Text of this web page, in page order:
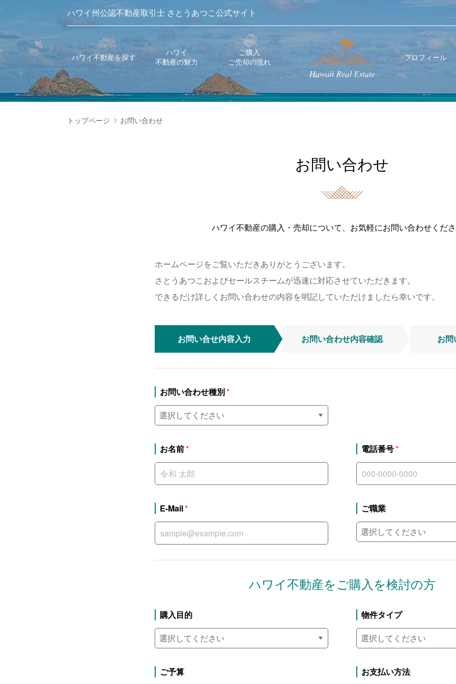
ハワイ州公認不動産取引士 さとうあつこ公式サイト
ハワイ不動産を探す
ハワイ
不動産の魅力
ご購入
ご売却の流れ
プロフィール
トップページ お問い合わせ
お問い合わせ
ハワイ不動産の購入・売却について、お気軽にお問い合わせくださ
ホームページをご覧いただきありがとうございます。
さとうあつこおよびセールスチームが迅速に対応させていただきます。
できるだけ詳しくお問い合わせの内容を明記していただけましたら幸いです。
お問い合せ内容入力 お問い合わせ内容確認 お問
お問い合わせ種別
お名前 電話番号
E-Mail ご職業
ハワイ不動産をご購入を検討の方
購入目的 物件タイプ
ご予算 お支払い方法